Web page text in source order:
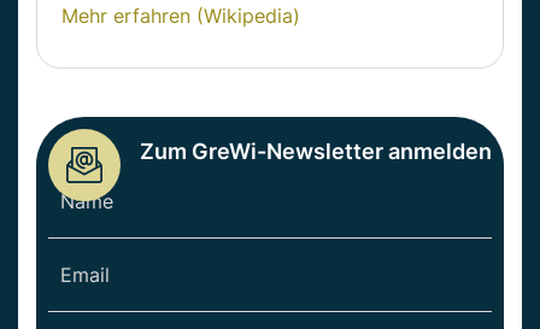
Mehr erfahren (Wikipedia)
Zum GreWi-Newsletter anmelden